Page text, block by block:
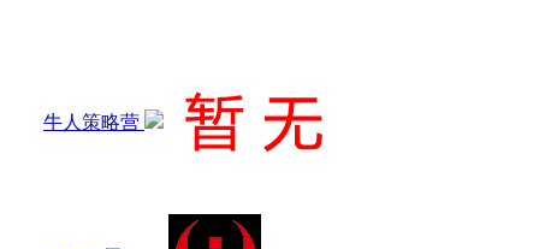
牛人策略营